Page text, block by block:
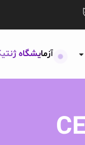
آزمایشگاه